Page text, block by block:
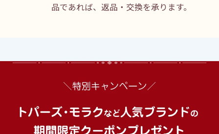
品であれば、返品・交換を承ります。